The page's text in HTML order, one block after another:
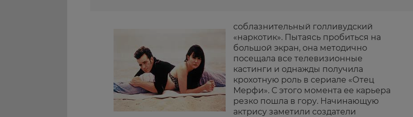
соблазнительный голливудский
«наркотик». Пытаясь пробиться на
большой экран, она методично
посещала все телевизионные
кастинги и однажды получила
крохотную роль в сериале «Отец
Мерфи». С этого момента ее карьера
резко пошла в гору. Начинающую
актрису заметили создатели